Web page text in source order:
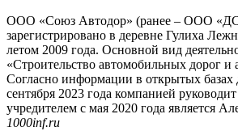
ООО «Союз Автодор» (ранее – ООО
зарегистрировано в деревне Гулиха
летом 2009 года. Основной вид
«Строительство автомобильных дорог и
Согласно информации в открытых базах
сентября 2023 года компанией
учредителем с мая 2020 года является
1000inf.ru